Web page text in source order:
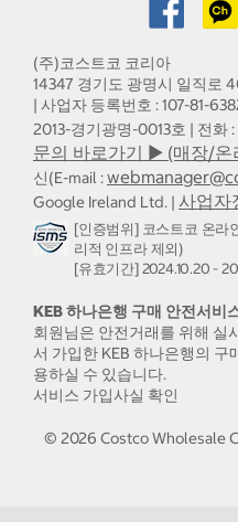
(주)코스트코 코리아
14347 경기도 광명시 일직로
| 사업자 등록번호 : 107-81-
2013-경기광명-0013호 | 전화
문의 바로가기 ▶ (매장/온
신(E-mail :
Google Ireland Ltd. | 사업자
[인증범위] 코스트코 온라
리적 인프라 제외)
[유효기간] 2024.10.20 -
KEB 하나은행 구매 안전서비
회원님은 안전거래를 위해 실
서 가입한 KEB 하나은행의
용하실 수 있습니다.
서비스 가입사실 확인
© 2026 Costco Wholesale